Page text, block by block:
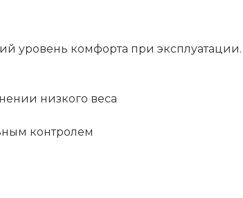
уровень комфорта при эксплуатации.
низкого веса
контролем